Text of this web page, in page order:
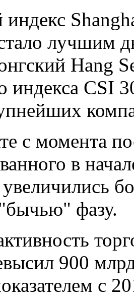
лучшим
Hang
индекса CSI
с момента
в
фазу.
900
с